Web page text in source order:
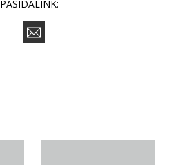
PASIDALINK: